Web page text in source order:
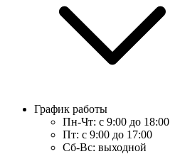
График работы
Пн-Чт: с 9:00 до 18:00
Пт: с 9:00 до 17:00
Сб-Вс: выходной